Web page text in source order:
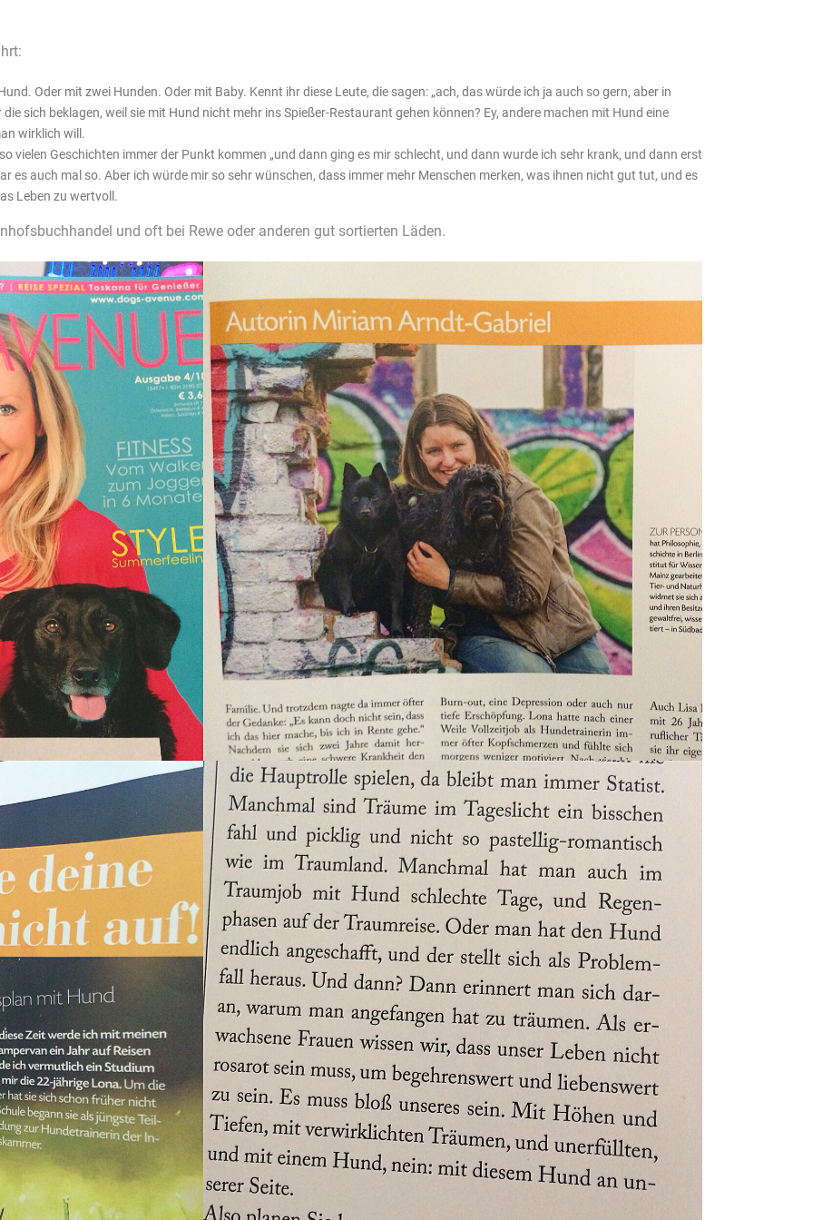
Oder mit zwei Hunden. Oder mit Baby. Kennt ihr diese Leute, die sagen: „ach, das würde ich ja auch so gern, aber in
sich beklagen, weil sie mit Hund nicht mehr ins Spießer-Restaurant gehen können? Ey, andere machen mit Hund eine
wirklich will.
vielen Geschichten immer der Punkt kommen „und dann ging es mir schlecht, und dann wurde ich sehr krank, und dann erst
es auch mal so. Aber ich würde mir so sehr wünschen, dass immer mehr Menschen merken, was ihnen nicht gut tut, und es
Leben zu wertvoll.
und oft bei Rewe oder anderen gut sortierten Läden.